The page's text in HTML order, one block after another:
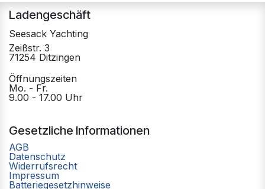
Ladengeschäft
Seesack Yachting
Zeißstr. 3
71254 Ditzingen
Öffnungszeiten
Mo. - Fr.
9.00 - 17.00 Uhr
Gesetzliche Informationen
AGB
Datenschutz
Widerrufsrecht
Impressum
Batteriegesetzhinweise